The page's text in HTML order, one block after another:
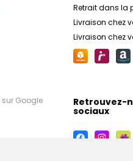
Google
Retrait dans la
Livraison chez
Livraison chez
Retrouvez-
sociaux